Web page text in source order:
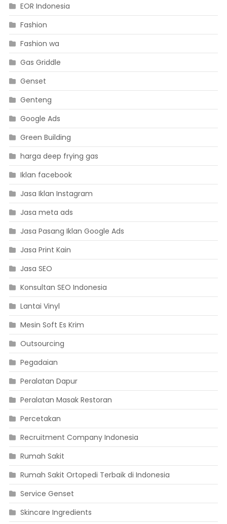
EOR Indonesia
Fashion
Fashion wa
Gas Griddle
Genset
Genteng
Google Ads
Green Building
harga deep frying gas
Iklan facebook
Jasa Iklan Instagram
Jasa meta ads
Jasa Pasang Iklan Google Ads
Jasa Print Kain
Jasa SEO
Konsultan SEO Indonesia
Lantai Vinyl
Mesin Soft Es Krim
Outsourcing
Pegadaian
Peralatan Dapur
Peralatan Masak Restoran
Percetakan
Recruitment Company Indonesia
Rumah Sakit
Rumah Sakit Ortopedi Terbaik di Indonesia
Service Genset
Skincare Ingredients